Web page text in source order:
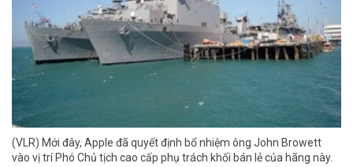
(VLR) Mới đây, Apple đã quyết định bổ nhiệm ông John Browett
vào vị trí Phó Chủ tịch cao cấp phụ trách khối bán lẻ của hãng này.